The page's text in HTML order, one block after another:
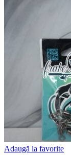
Adaugă la favorite